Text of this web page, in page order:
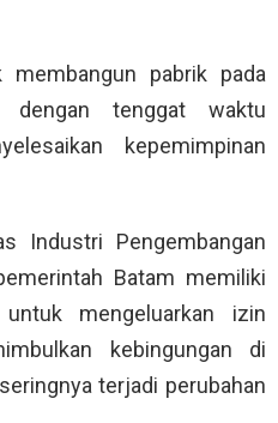
membangun pabrik pada
dengan tenggat waktu
kepemimpinan
Industri Pengembangan
Batam memiliki
mengeluarkan izin
kebingungan di
terjadi perubahan